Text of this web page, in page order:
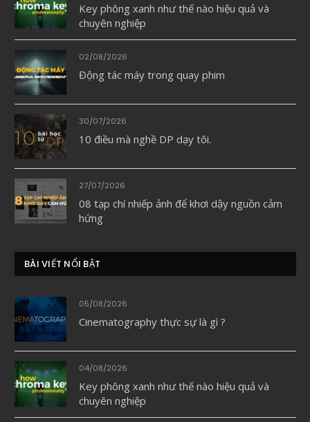
Key phông xanh như thế nào hiệu quả và
chuyên nghiệp
02/08/2026
Động tác máy trong quay phim
30/07/2026
10 điều mà nghề DP dạy tôi.
27/07/2026
08 tạp chí nhiếp ảnh để khơi dậy nguồn cảm
hứng
BÀI VIẾT NỔI BẬT
05/08/2026
Cinematography thực sự là gì ?
04/08/2026
Key phông xanh như thế nào hiệu quả và
chuyên nghiệp